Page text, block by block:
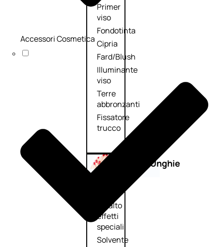
Primer
viso
Fondotinta
Cipria
Fard/Blush
Illuminante
viso
Terre
abbronzanti
Fissatore
trucco
Unghie
Smalto
Smalto
effetti
speciali
Solvente
Accessori Cosmetica